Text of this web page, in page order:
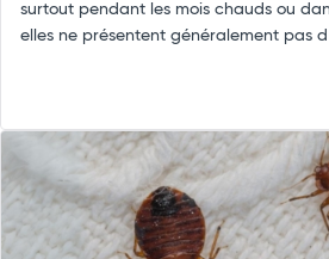
surtout pendant les mois chauds ou
elles ne présentent généralement pas d